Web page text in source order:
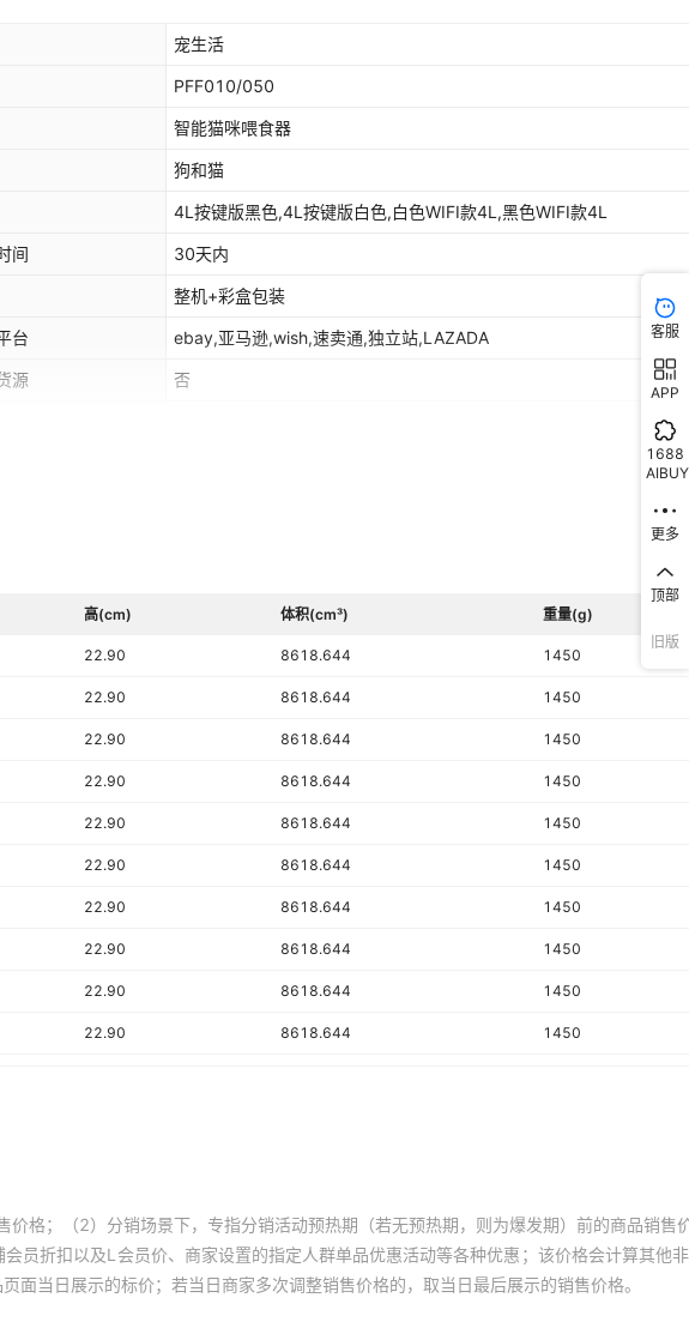
宠生活
PFF010/050
智能猫咪喂食器
狗和猫
4L按键版黑色,4L按键版白色,白色WIFI款4L,黑色WIFI款4L
间 30天内
整机+彩盒包装
台 ebay,亚马逊,wish,速卖通,独立站,LAZADA
源 否
40*40*46cm/8台
高(cm) 体积(cm³) 重量(g)
22.90 8618.644 1450
22.90 8618.644 1450
22.90 8618.644 1450
22.90 8618.644 1450
22.90 8618.644 1450
22.90 8618.644 1450
22.90 8618.644 1450
22.90 8618.644 1450
22.90 8618.644 1450
22.90 8618.644 1450
22.90 8618.644 1450
22.90 8618.644 1450
格；（2）分销场景下，专指分销活动预热期（若无预热期，则为爆发期）前的商品销售
员折扣以及L会员价、商家设置的指定人群单品优惠活动等各种优惠；该价格会计算其他
当日展示的标价；若当日商家多次调整销售价格的，取当日最后展示的销售价格。
客服
APP
1688
AIBUY
更多
顶部
旧版